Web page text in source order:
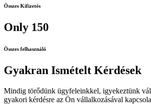
Összes Kifizetés
Only 150
Összes felhasználó
Gyakran Ismételt Kérdések
Mindig törődünk ügyfeleinkkel, igyekeztünk
gyakori kérdésre az Ön vállalkozásával